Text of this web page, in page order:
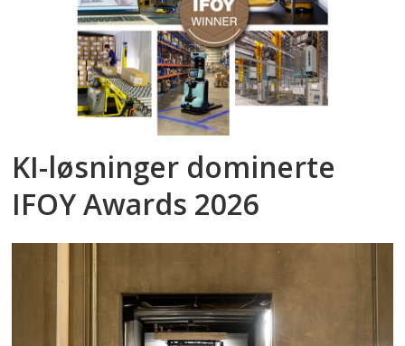
KI-løsninger dominerte
IFOY Awards 2026